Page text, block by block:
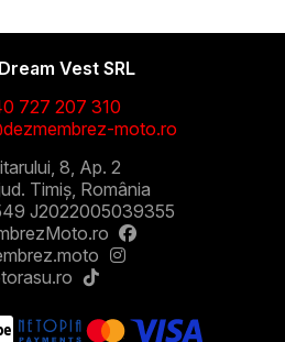
Vest SRL
727 207 310
moto.ro
8, Ap. 2
Timiș, România
J2022005039355